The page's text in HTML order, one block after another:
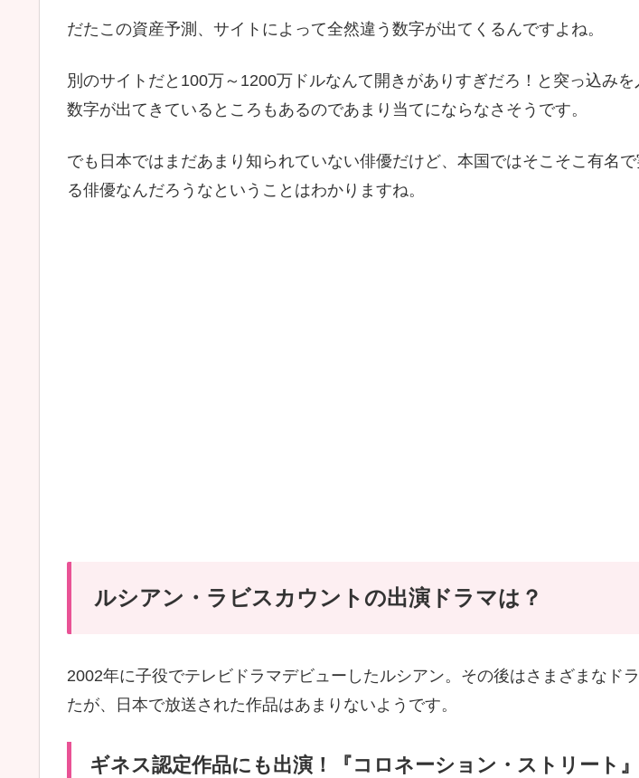
だたこの資産予測、サイトによって全然違う数字が出てくるんですよね。
別のサイトだと100万～1200万ドルなんて開きがありすぎだろ！と突っ込み
数字が出てきているところもあるのであまり当てにならなさそうです。
でも日本ではまだあまり知られていない俳優だけど、本国ではそこそこ有名
る俳優なんだろうなということはわかりますね。
ルシアン・ラビスカウントの出演ドラマは？
2002年に子役でテレビドラマデビューしたルシアン。その後はさまざまなド
たが、日本で放送された作品はあまりないようです。
ギネス認定作品にも出演！『コロネーション・ストリート』